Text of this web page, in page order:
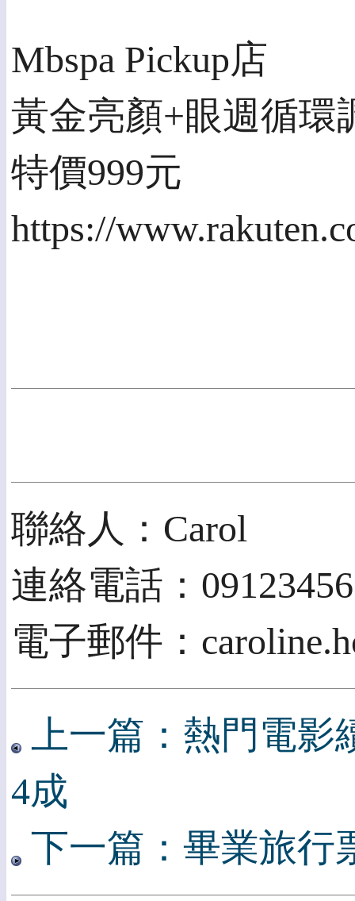
Mbspa Pickup店
黃金亮顏+眼週循環
特價999元
https://
聯絡人：Carol
連絡電話：
電子郵件：
上一篇：熱門電
4成
下一篇：畢業旅行